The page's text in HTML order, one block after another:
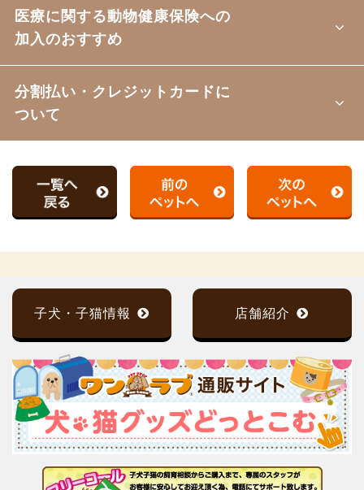
医療に関する動物健康保険への
加入のおすすめ
分割払い・クレジットカードに
ついて
子犬・子猫情報 店舗紹介